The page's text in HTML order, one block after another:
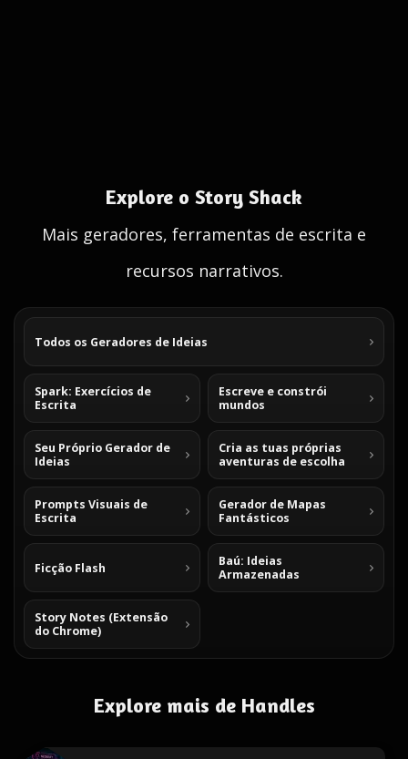
Explore o Story Shack
Mais geradores, ferramentas de escrita e
recursos narrativos.
Todos os Geradores de Ideias
Spark: Exercícios de
Escrita
Escreve e constrói
mundos
Seu Próprio Gerador de
Ideias
Cria as tuas próprias
aventuras de escolha
Prompts Visuais de
Escrita
Gerador de Mapas
Fantásticos
Ficção Flash
Baú: Ideias
Armazenadas
Story Notes (Extensão
do Chrome)
Explore mais de Handles